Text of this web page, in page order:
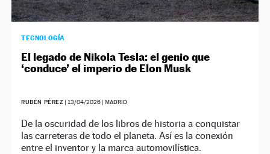
TECNOLOGÍA
El legado de Nikola Tesla: el genio que
‘conduce’ el imperio de Elon Musk
RUBÉN PÉREZ | 13/04/2026 | MADRID
De la oscuridad de los libros de historia a conquistar
las carreteras de todo el planeta. Así es la conexión
entre el inventor y la marca automovilística.